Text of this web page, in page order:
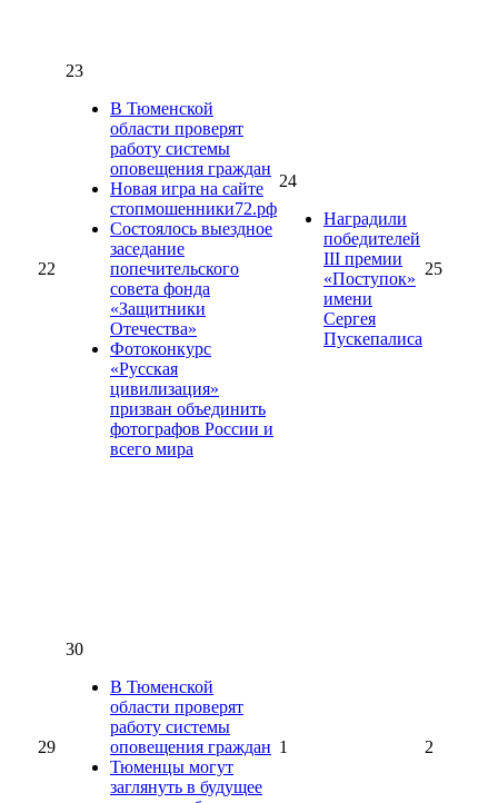
22
23
В Тюменской
области проверят
работу системы
оповещения граждан
Новая игра на сайте
стопмошенники72.рф
Состоялось выездное
заседание
попечительского
совета фонда
«Защитники
Отечества»
Фотоконкурс
«Русская
цивилизация»
призван объединить
фотографов России и
всего мира
24
Наградили
победителей
III премии
«Поступок»
имени
Сергея
Пускепалиса
25
29
30
В Тюменской
области проверят
работу системы
оповещения граждан
Тюменцы могут
заглянуть в будущее
1 2